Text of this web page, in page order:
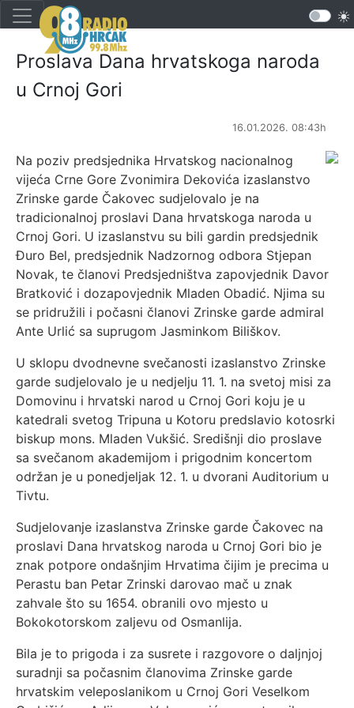
Proslava Dana hrvatskoga naroda
u Crnoj Gori
16.01.2026. 08:43h
Na poziv predsjednika Hrvatskog nacionalnog
vijeća Crne Gore Zvonimira Dekovića izaslanstvo
Zrinske garde Čakovec sudjelovalo je na
tradicionalnoj proslavi Dana hrvatskoga naroda u
Crnoj Gori. U izaslanstvu su bili gardin predsjednik
Đuro Bel, predsjednik Nadzornog odbora Stjepan
Novak, te članovi Predsjedništva zapovjednik Davor
Bratković i dozapovjednik Mladen Obadić. Njima su
se pridružili i počasni članovi Zrinske garde admiral
Ante Urlić sa suprugom Jasminkom Biliškov.
U sklopu dvodnevne svečanosti izaslanstvo Zrinske
garde sudjelovalo je u nedjelju 11. 1. na svetoj misi za
Domovinu i hrvatski narod u Crnoj Gori koju je u
katedrali svetog Tripuna u Kotoru predslavio kotosrki
biskup mons. Mladen Vukšić. Središnji dio proslave
sa svečanom akademijom i prigodnim koncertom
održan je u ponedjeljak 12. 1. u dvorani Auditorium u
Tivtu.
Sudjelovanje izaslanstva Zrinske garde Čakovec na
proslavi Dana hrvatskog naroda u Crnoj Gori bio je
znak potpore ondašnjim Hrvatima čijim je precima u
Perastu ban Petar Zrinski darovao mač u znak
zahvale što su 1654. obranili ovo mjesto u
Bokokotorskom zaljevu od Osmanlija.
Bila je to prigoda i za susrete i razgovore o daljnjoj
suradnji sa počasnim članovima Zrinske garde
hrvatskim veleposlanikom u Crnoj Gori Veselkom